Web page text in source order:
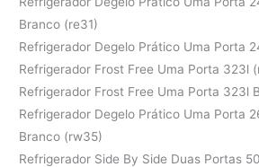
Branco (re31)
Refrigerador Degelo Prático Uma Porta
Refrigerador Frost Free Uma Porta 323l
Refrigerador Frost Free Uma Porta 323l
Refrigerador Degelo Prático Uma Porta
Branco (rw35)
Refrigerador Side By Side Duas Portas